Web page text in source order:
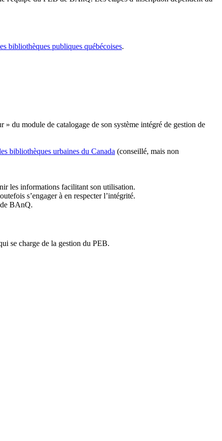
bibliothèques publiques québécoises.
du module de catalogage de son système intégré de gestion de
bibliothèques urbaines du Canada (conseillé, mais non
les informations facilitant son utilisation.
s’engager à en respecter l’intégrité.
BAnQ.
se charge de la gestion du PEB.